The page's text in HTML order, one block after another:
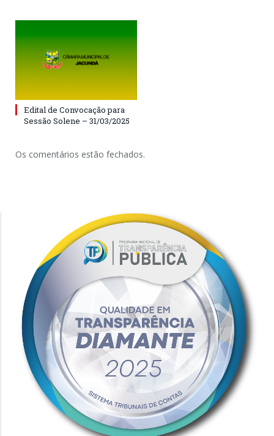
Edital de Convocação para
Sessão Solene – 31/03/2025
Os comentários estão fechados.